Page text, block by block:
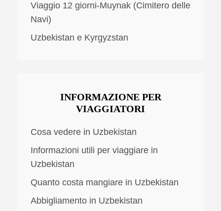
Viaggio 12 giorni-Muynak (Cimitero delle
Navi)
Uzbekistan e Kyrgyzstan
INFORMAZIONE PER
VIAGGIATORI
Cosa vedere in Uzbekistan
Informazioni utili per viaggiare in
Uzbekistan
Quanto costa mangiare in Uzbekistan
Abbigliamento in Uzbekistan